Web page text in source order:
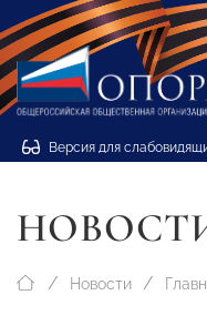
Версия для
Новости